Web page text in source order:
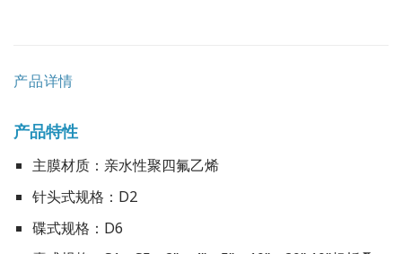
产品详情
产品特性
主膜材质：亲水性聚四氟乙烯
针头式规格：D2
碟式规格：D6